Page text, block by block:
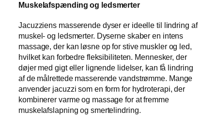
Muskelafspænding og ledsmerter
Jacuzziens masserende dyser er ideelle til lindring af
muskel- og ledsmerter. Dyserne skaber en intens
massage, der kan løsne op for stive muskler og led,
hvilket kan forbedre fleksibiliteten. Mennesker, der
døjer med gigt eller lignende lidelser, kan få lindring
af de målrettede masserende vandstrømme. Mange
anvender jacuzzi som en form for hydroterapi, der
kombinerer varme og massage for at fremme
muskelafslapning og smertelindring.